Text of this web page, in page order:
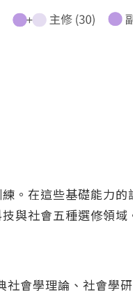
。在這些基礎能力
與社會五種選修領域
會學理論、社會學